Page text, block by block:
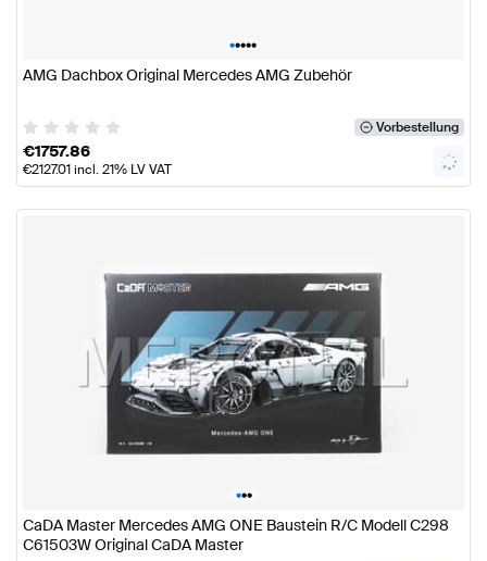
•••••
AMG Dachbox Original Mercedes AMG Zubehör
Vorbestellung
€1757.86
€2127.01incl. 21% LV VAT
•••
CaDA Master Mercedes AMG ONE Baustein R/C Modell C298
C61503W Original CaDA Master